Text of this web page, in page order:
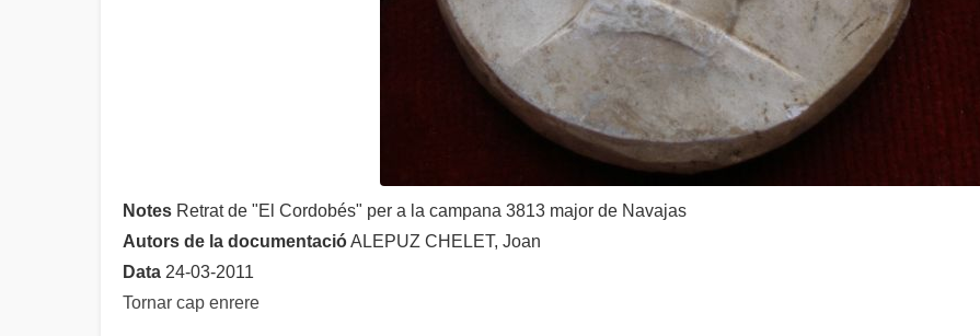
Notes Retrat de "El Cordobés" per a la campana 3813 major de Navajas
Autors de la documentacióALEPUZ CHELET, Joan
Data 24-03-2011
Tornar cap enrere